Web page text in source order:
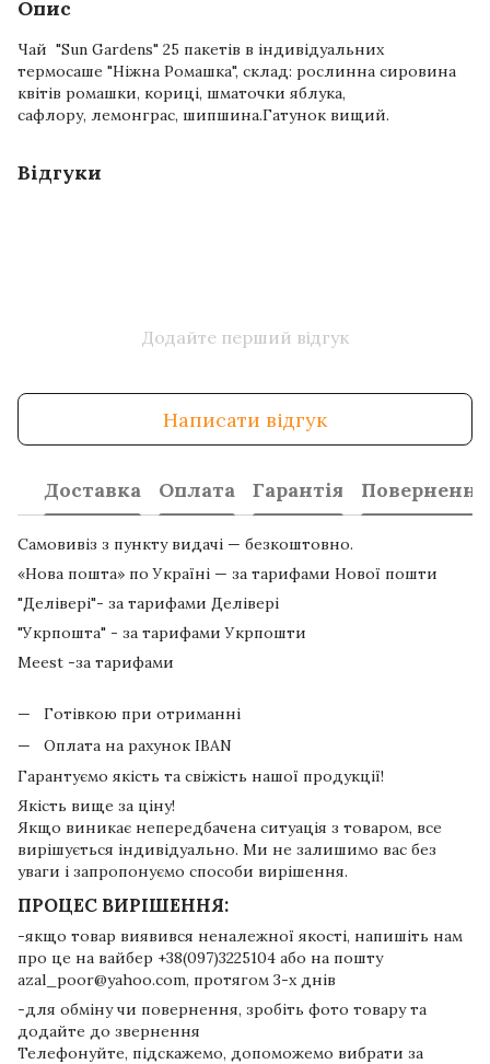
Опис
Чай "Sun Gardens" 25 пакетів в індивідуальних
термосаше "Ніжна Ромашка", склад: рослинна сировина
квітів ромашки, кориці, шматочки яблука,
сафлору, лемонграс, шипшина.Гатунок вищий.
Відгуки
Додайте перший відгук
Написати відгук
Доставка Оплата Гарантія Повернення
Самовивіз з пункту видачі — безкоштовно.
«Нова пошта» по Україні — за тарифами Нової пошти
"Делівері"- за тарифами Делівері
"Укрпошта" - за тарифами Укрпошти
Meest -за тарифами
Готівкою при отриманні
Оплата на рахунок IBAN
Гарантуємо якість та свіжість нашої продукції!
Якість вище за ціну!
Якщо виникає непередбачена ситуація з товаром, все
вирішується індивідуально. Ми не залишимо вас без
уваги і запропонуємо способи вирішення.
ПРОЦЕС ВИРІШЕННЯ:
-якщо товар виявився неналежної якості, напишіть нам
про це на вайбер +38(097)3225104 або на пошту
azal_poor@yahoo.com, протягом 3-х днів
-для обміну чи повернення, зробіть фото товару та
додайте до звернення
Телефонуйте, підскажемо, допоможемо вибрати за